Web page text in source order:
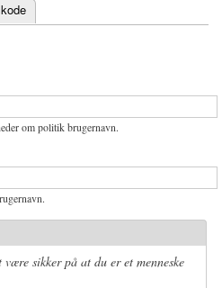
om politik brugernavn.
sikker på at du er et menneske